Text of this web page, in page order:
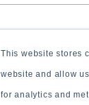
This website stores
website and allow
for analytics and